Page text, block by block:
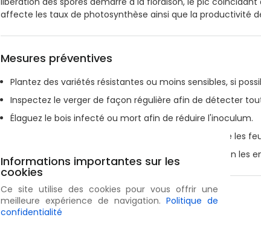
affecte les taux de photosynthèse ainsi que la productivité
Mesures préventives
Plantez des variétés résistantes ou moins sensibles, si
Inspectez le verger de façon régulière afin de détecter
Élaguez le bois infecté ou mort afin de réduire l'inoculum.
Retirez les parties infectées des amandiers ainsi que les
Les parties retirées être détruites en les brûlant ou en les
Partager
Informations importantes sur les
cookies
Ce site utilise des cookies pour vous offrir une
meilleure expérience de navigation. Politique de
confidentialité